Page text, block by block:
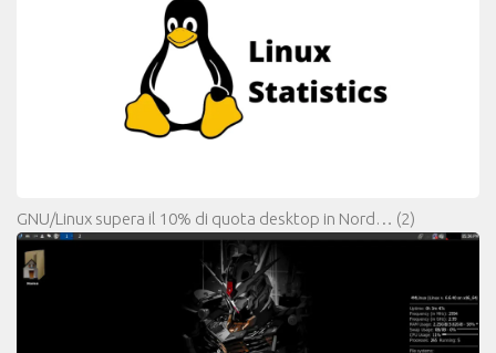
GNU/Linux supera il 10% di quota desktop in Nord… (2)